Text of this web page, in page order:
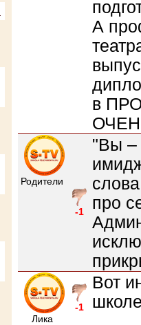
А
в
Родители
-1
"Вы –
про
Лика
-1
Вот